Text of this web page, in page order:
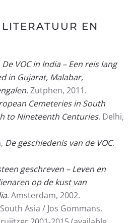
EN
De VOC in India – Een reis lang
in Gujarat, Malabar,
Zutphen, 2011.
Cemeteries in South
to Nineteenth Centuries. Delhi,
De geschiedenis van de VOC.
geschreven – Leven en
op de kust van
. Amsterdam, 2002.
Asia / Jos Gommans,